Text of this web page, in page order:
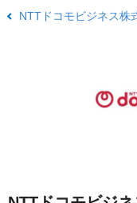
NTTドコモビジネス株